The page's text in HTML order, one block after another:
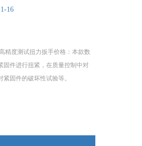
16
精度测试扭力扳手价格：本款数
固件进行扭紧，在质量控制中对
固件的破坏性试验等。